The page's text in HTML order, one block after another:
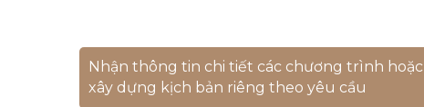
Nhận thông tin chi tiết các chương trình hoặc
xây dựng kịch bản riêng theo yêu cầu